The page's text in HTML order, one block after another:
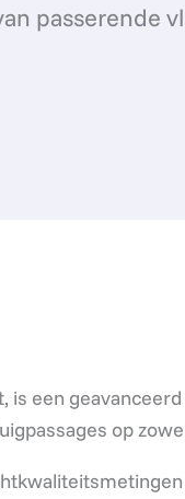
passerende
is een
op